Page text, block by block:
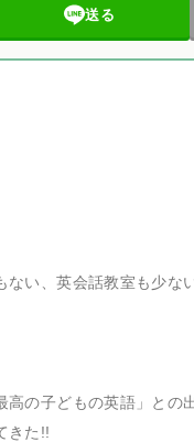
送る
ない、英会話教室も少な
高の子どもの英語」との
きた!!